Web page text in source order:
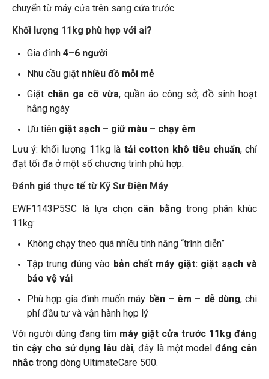
chuyển từ máy cửa trên sang cửa trước.
Khối lượng 11kg phù hợp với ai?
Gia đình 4–6 người
Nhu cầu giặt nhiều đồ mỗi mẻ
Giặt chăn ga cỡ vừa, quần áo công sở, đồ sinh hoạt
hằng ngày
Ưu tiên giặt sạch – giữ màu – chạy êm
Lưu ý: khối lượng 11kg là tải cotton khô tiêu chuẩn, chỉ
đạt tối đa ở một số chương trình phù hợp.
Đánh giá thực tế từ Kỹ Sư Điện Máy
EWF1143P5SC là lựa chọn cân bằng trong phân khúc
11kg:
Không chạy theo quá nhiều tính năng “trình diễn”
Tập trung đúng vào bản chất máy giặt: giặt sạch và
bảo vệ vải
Phù hợp gia đình muốn máy bền – êm – dễ dùng, chi
phí đầu tư và vận hành hợp lý
Với người dùng đang tìm máy giặt cửa trước 11kg đáng
tin cậy cho sử dụng lâu dài, đây là một modelđáng cân
nhắc trong dòng UltimateCare 500.